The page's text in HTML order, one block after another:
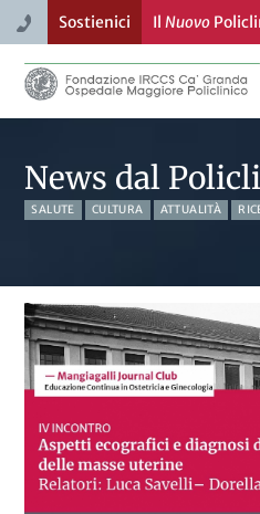
Sostienici Il Nuovo
News dal
SALUTE CULTURA ATTUALITÀ